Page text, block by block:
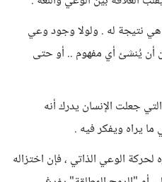
نتيجة له . ولولا وجود وعي
أن يُنشئ أي مفهوم .. أو حتى
جعلت الإنسان يدرك أنه
يراه ويفكر فيه .
الوعي الذاتي ، فإن اختزاله